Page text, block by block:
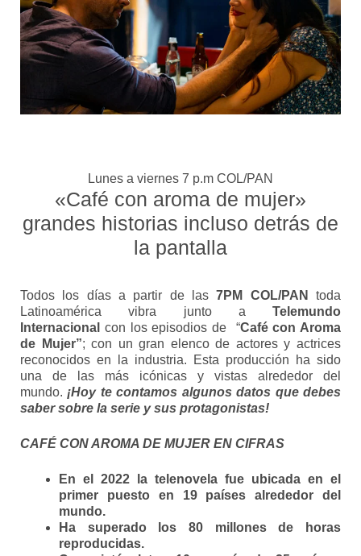
Lunes a viernes 7 p.m COL/PAN
«Café con aroma de mujer»
grandes historias incluso detrás de
la pantalla
Todos los días a partir de las 7PM COL/PAN
toda
Latinoamérica vibra junto a Telemundo
Internacional con los episodios de “Café con Aroma
de Mujer”; con un gran elenco de actores y actrices
reconocidos en la industria. Esta producción ha sido
una de las más icónicas y vistas alrededor del
mundo. ¡Hoy te contamos algunos datos que debes
saber sobre la serie y sus protagonistas!
CAFÉ CON AROMA DE MUJER EN CIFRAS
En el 2022 la telenovela fue ubicada en el
primer puesto en 19 países alrededor del
mundo.
Ha superado los 80 millones de horas
reproducidas.